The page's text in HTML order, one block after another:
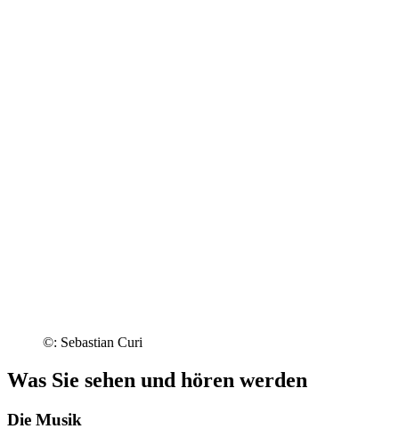
©: Sebastian Curi
Was Sie sehen und hören werden
Die Musik